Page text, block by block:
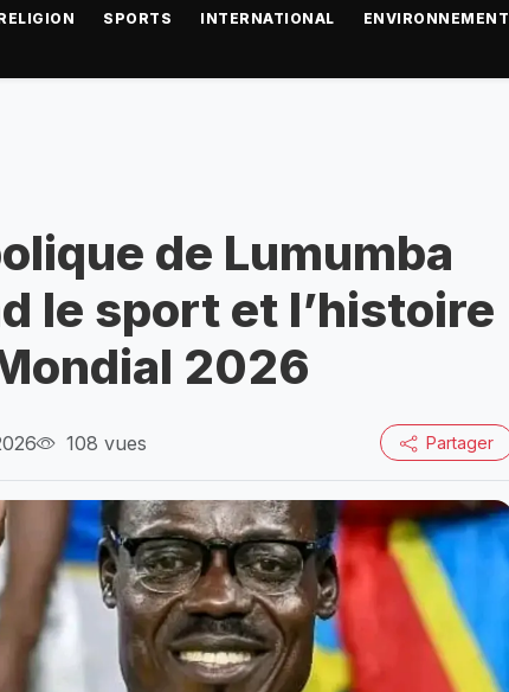
SPORTS INTERNATIONAL ENVIRONNEMENT
de Lumumba
le sport et l’histoire
2026
108 vues Partager